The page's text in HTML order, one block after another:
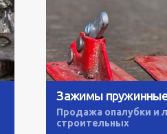
Зажимы
Продажа опалубки и
строительных